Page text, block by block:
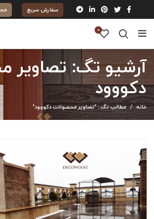
سفارش سریع
0
آرشیو تگ: تصاویر
دکووود
خانه مطالب تگ : "تصاویر محصولات دکووود"